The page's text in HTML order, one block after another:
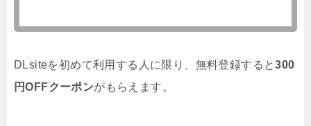
DLsiteを初めて利用する人に限り、無料登録すると300
円OFFクーポンがもらえます。